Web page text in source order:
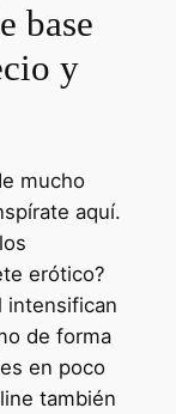
base
y
mucho
aquí.
erótico?
intensifican
de forma
en poco
también